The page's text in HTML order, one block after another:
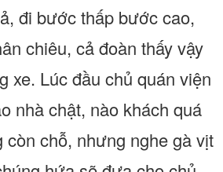
đi bước thấp bước cao,
chiêu, cả đoàn thấy vậy
xe. Lúc đầu chủ quán viện
nhà chật, nào khách quá
còn chỗ, nhưng nghe gà vịt